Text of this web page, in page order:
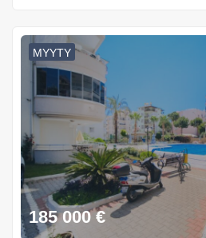
MYYTY
185 000 €